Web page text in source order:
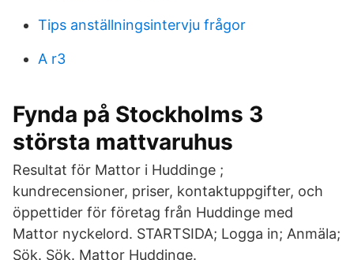
Tips anställningsintervju frågor
A r3
Fynda på Stockholms 3
största mattvaruhus
Resultat för Mattor i Huddinge ;
kundrecensioner, priser, kontaktuppgifter, och
öppettider för företag från Huddinge med
Mattor nyckelord. STARTSIDA; Logga in; Anmäla;
Sök. Sök. Mattor Huddinge.